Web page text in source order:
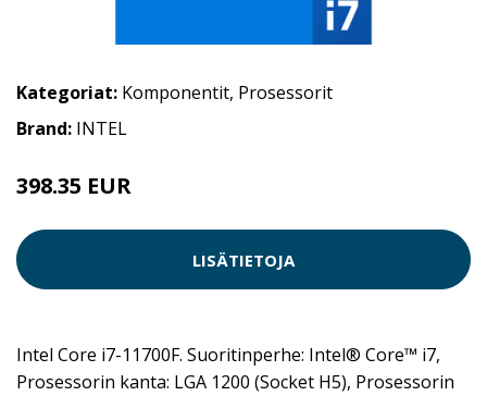
Kategoriat: Komponentit, Prosessorit
Brand: INTEL
398.35 EUR
LISÄTIETOJA
Intel Core i7-11700F. Suoritinperhe: Intel® Core™ i7,
Prosessorin kanta: LGA 1200 (Socket H5), Prosessorin